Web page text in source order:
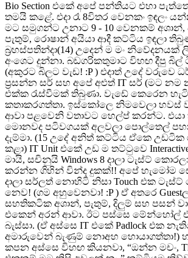
Bio Section එකේ අපේ පන්තියට එහා
තමයි කළේ. එදා රෑ 8විතර වෙනකං ඉඳලං
මට සමුගන්ට උනාට 9 - 10 වෙනකම්
පැතුම්, රොෂාන් අයියා ආදී කට්ටිය ඉඳලා
බ්‍රහස්පතින්දා(14) උදෙන් ම මං
අංශෙට දුන්නා. බඩගරිකතුමාට විහඟ දීපු බිල්
(අකුරට බිලට වැඩ! :P ) එදාත් උදේ වරුවෙ
ප්‍රසන්න සර් සහ අපේ අළුත් IT සර් (මට නම
එක්ක රැස්වීමක් තිබුණා. වැඩේ කෙරෙන
කතාකරගත්තා. ඉස්කෝලෙ නිමවෙලා හවස්
ආවා පළවෙනි වතාවට හෙල්ප් කරන්ට.
මොනවද පටිවගයක් අලවලා පොල්තෙල්
දැම්මා. (15 උදේ අනිත් කට්ටිය ඒකෙ
කළා) IT Unit එකේ උඩ ම තට්ටුවෙ
මායි, සචිනුයි Windows 8 දාලා ටැස්ට්
කරන්න ගිහින් වින්ද දුකක්!! අපේ හැමෝම
දාලා සර්ලත් නොහිටි නිසා Touch එක
නෙව! (ගම අහුවෙනවා! :P ) ඒ අතරෙ
සහතිකටික අශාන්, පැතුම්, දිලුම් සහ පසන්
එකෙන් අරන් ආවා. ඊට පස්සෙ මේන්හෝල්
බැස්සා. (ඒ අස්සෙ IT එකේ Padlock එක
අමාරුවෙන් බැණුම් නොඅහ හොයාගත්තා!)
කපන අස්සෙ විහඟ කියනවා, “ඔන්න මචං,